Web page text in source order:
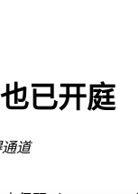
已开庭
道